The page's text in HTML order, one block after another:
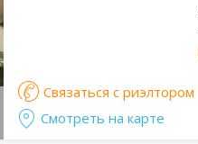
Связаться с риэлтором
Смотреть на карте